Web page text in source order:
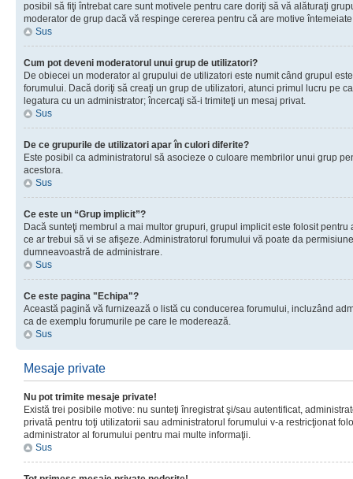
posibil să fiţi întrebat care sunt motivele pentru care doriţi să vă alăturaţi
moderator de grup dacă vă respinge cererea pentru că are motive
Sus
Cum pot deveni moderatorul unui grup de utilizatori?
De obiecei un moderator al grupului de utilizatori este numit când grupul
forumului. Dacă doriţi să creaţi un grup de utilizatori, atunci primul lucru pe
legatura cu un administrator; încercaţi să-i trimiteţi un mesaj privat.
Sus
De ce grupurile de utilizatori apar în culori diferite?
Este posibil ca administratorul să asocieze o culoare membrilor unui grup
acestora.
Sus
Ce este un “Grup implicit”?
Dacă sunteţi membrul a mai multor grupuri, grupul implicit este folosit
ce ar trebui să vi se afişeze. Administratorul forumului vă poate da
dumneavoastră de administrare.
Sus
Ce este pagina "Echipa"?
Această pagină vă furnizează o listă cu conducerea forumului, incluzând
ca de exemplu forumurile pe care le moderează.
Sus
Mesaje private
Nu pot trimite mesaje private!
Există trei posibile motive: nu sunteţi înregistrat şi/sau autentificat,
privată pentru toţi utilizatorii sau administratorul forumului v-a restricţionat
administrator al forumului pentru mai multe informaţii.
Sus